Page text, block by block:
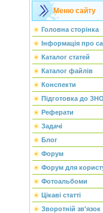
Меню сайту
Головна сторінка
Інформація про
Каталог статей
Каталог файлів
Конспекти
Підготовка до ЗНО
Реферати
Задачі
Блог
Форум
Форум для
Фотоальбоми
Цікаві статті
Зворотній зв'язок